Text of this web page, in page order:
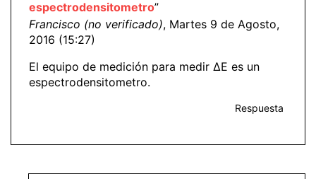
espectrodensitometro”
Francisco (no verificado), Martes 9 de Agosto,
2016 (15:27)
El equipo de medición para medir ΔE es un
espectrodensitometro.
Respuesta